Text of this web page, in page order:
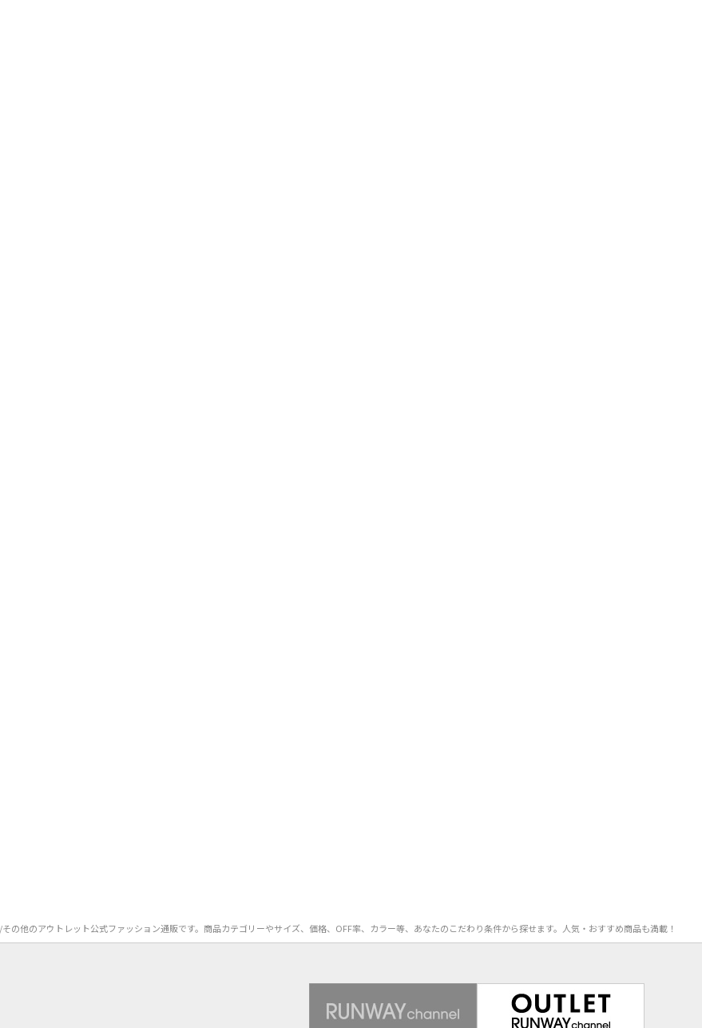
の他のアウトレット公式ファッション通販です。商品カテゴリーやサイズ、価格、OFF率、カラー等、あなたのこだわり条件から探せます。人気・おすすめ商品も満載！